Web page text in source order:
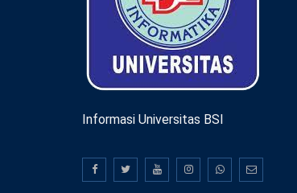
Informasi Universitas BSI